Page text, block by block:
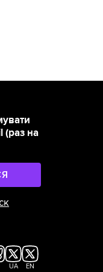
(раз на
UA EN